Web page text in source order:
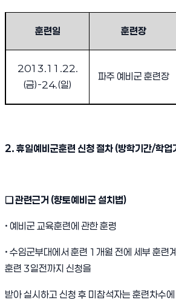
훈련일 훈련장
2013.11.22.
(금)-24.(일)
파주 예비군 훈련장
2. 휴일예비군훈련 신청 절차 (방학기간/학업
❑관련근거 (향토예비군 설치법)
• 예비군 교육훈련에 관한 훈령
• 수임군부대에서 훈련 1 개월 전에 세부 훈련
훈련 3일전까지 신청을
받아 실시하고 신청 후 미참석자는 훈련차수